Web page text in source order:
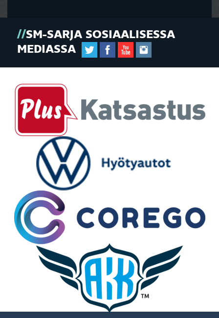
SM-SARJA SOSIAALISESSA
MEDIASSA